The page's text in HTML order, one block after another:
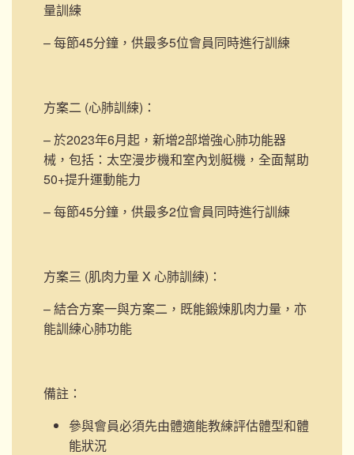
量訓練
– 每節45分鐘，供最多5位會員同時進行訓練
方案二 (心肺訓練) ：
– 於2023年6月起，新增2部增強心肺功能器
械，包括：太空漫步機和室內划艇機， 全面幫助
50+提升運動能力
– 每節45分鐘，供最多2位會員同時進行訓練
方案三 (肌肉力量 X 心肺訓練) ：
– 結合方案一與方案二，既能鍛煉肌肉力量，亦
能訓練心肺功能
備註：
參與會員必須先由體適能教練評估體型和體
能狀況